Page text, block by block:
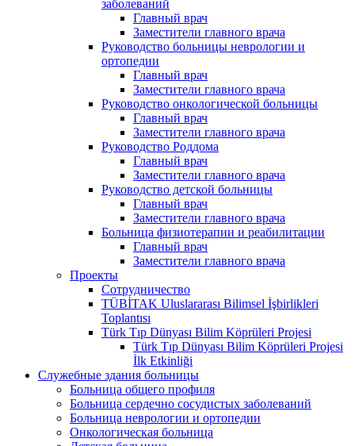
заболеваний
Главный врач
Заместители главного врача
Руководство больницы неврологии и
ортопедии
Главный врач
Заместители главного врача
Руководство онкологической больницы
Главный врач
Заместители главного врача
Руководство Роддома
Главный врач
Заместители главного врача
Руководство детской больницы
Главный врач
Заместители главного врача
Больница физиотерапии и реабилитации
Главный врач
Заместители главного врача
Проекты
Сотрудничество
TÜBİTAK Uluslararası Bilimsel İşbirlikleri
Toplantısı
Türk Tıp Dünyası Bilim Köprüleri Projesi
Türk Tıp Dünyası Bilim Köprüleri Projesi
İlk Etkinliği
Служебные здания больницы
Больница общего профиля
Больница сердечно сосудистых заболеваний
Больница неврологии и ортопедии
Онкологическая больница